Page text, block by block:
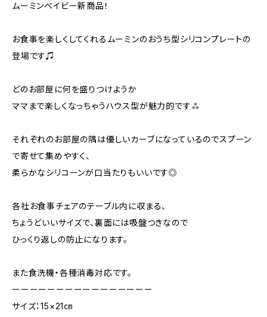
ムーミンベイビー新商品！
お食事を楽しくしてくれるムーミンのおうち型シリコンプレートの
登場です♫
どのお部屋に何を盛りつけようか
ママまで楽しくなっちゃうハウス型が魅力的です⁂
それぞれのお部屋の隅は優しいカーブになっているのでスプーン
で寄せて集めやすく、
柔らかなシリコーンが口当たりもいいです◎
各社お食事チェアのテーブル内に収まる、
ちょうどいいサイズで、裏面には吸盤つきなので
ひっくり返しの防止になります。
また食洗機・各種消毒対応です。
ーーーーーーーーーーーーーーーー
サイズ：15×21㎝